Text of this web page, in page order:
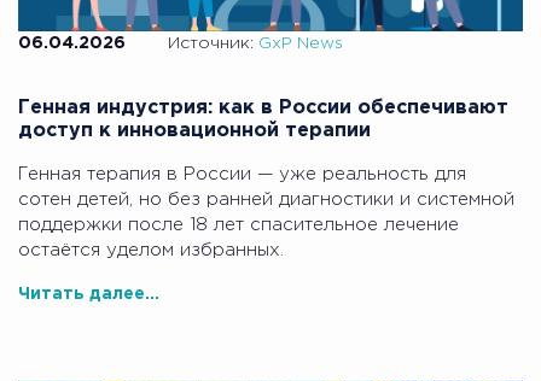
06.04.2026 Источник: GxP News
Генная индустрия: как в России обеспечивают
доступ к инновационной терапии
Генная терапия в России — уже реальность для
сотен детей, но без ранней диагностики и системной
поддержки после 18 лет спасительное лечение
остаётся уделом избранных.
Читать далее...